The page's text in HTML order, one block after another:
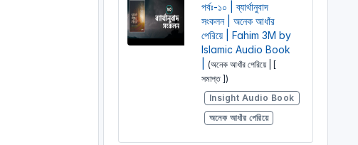
পর্বঃ-১০ | ব্যার্থানুবাদ
সংকলন | অনেক আধাঁর
পেরিয়ে | Fahim 3M by
Islamic Audio Book
(অনেক আধাঁর পেরিয়ে | [
সমাপ্ত ])
Insight Audio Book
অনেক আধাঁর পেরিয়ে